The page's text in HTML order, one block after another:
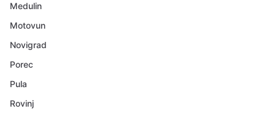
Medulin
Motovun
Novigrad
Porec
Pula
Rovinj